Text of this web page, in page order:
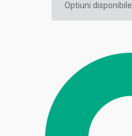
Optiuni disponibile